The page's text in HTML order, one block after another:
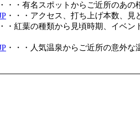
・・・有名スポットからご近所のあ
・・・アクセス、打ち上げ本数、
・・紅葉の種類から見頃時期、イベ
・・・人気温泉からご近所の意外